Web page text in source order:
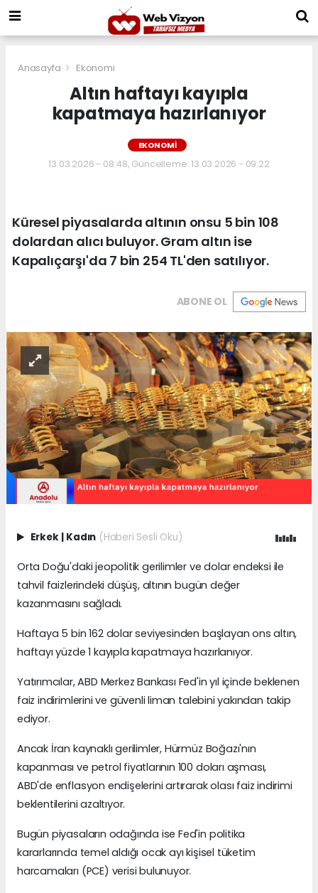
Anasayfa Ekonomi
Altın haftayı kayıpla
kapatmaya hazırlanıyor
EKONOMI
13.03.2026 - 08:48, Güncelleme: 13.03.2026 - 09:22
Küresel piyasalarda altının onsu 5 bin 108
dolardan alıcı buluyor. Gram altın ise
Kapalıçarşı'da 7 bin 254 TL'den satılıyor.
ABONE OL
Erkek | Kadın (Haberi Sesli Oku)
Orta Doğu'daki jeopolitik gerilimler ve dolar endeksi ile
tahvil faizlerindeki düşüş, altının bugün değer
kazanmasını sağladı.
Haftaya 5 bin 162 dolar seviyesinden başlayan ons altın,
haftayı yüzde 1 kayıpla kapatmaya hazırlanıyor.
Yatırımcılar, ABD Merkez Bankası Fed'in yıl içinde beklenen
faiz indirimlerini ve güvenli liman talebini yakından takip
ediyor.
Ancak İran kaynaklı gerilimler, Hürmüz Boğazı'nın
kapanması ve petrol fiyatlarının 100 doları aşması,
ABD'de enflasyon endişelerini artırarak olası faiz indirimi
beklentilerini azaltıyor.
Bugün piyasaların odağında ise Fed'in politika
kararlarında temel aldığı ocak ayı kişisel tüketim
harcamaları (PCE) verisi bulunuyor.